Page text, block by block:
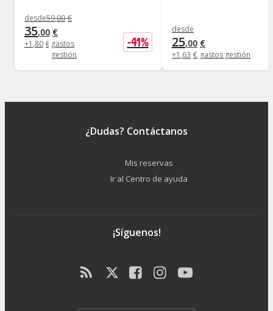
desde59,00 €
35,00 €
+1 ,80 € gastos
gestión
-41%
desde
25,00 €
+1 ,63 € gastos gestión
¿Dudas? Contáctanos
Mis reservas
Ir al Centro de ayuda
¡Síguenos!